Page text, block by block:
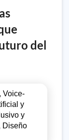
del
Voice-
y
y
Diseño